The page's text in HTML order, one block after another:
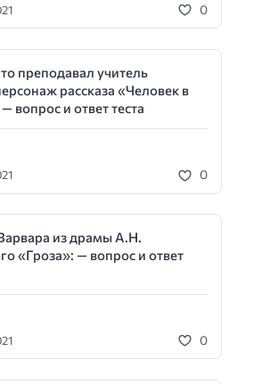
0
преподавал учитель
рассказа «Человек в
вопрос и ответ теста
0
из драмы А.Н.
«Гроза»: — вопрос и ответ
0